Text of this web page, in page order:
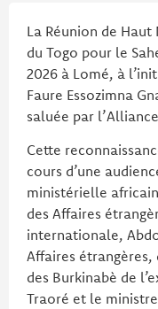
La Réunion de
du Togo pour le
2026 à Lomé, à
Faure Essozimna
saluée par
Cette
cours d’une
ministérielle
des Affaires
internationale,
Affaires
des Burkinabè de
Traoré et le